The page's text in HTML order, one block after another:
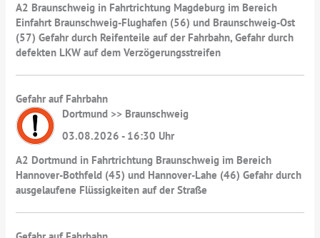
A2 Braunschweig in Fahrtrichtung Magdeburg im Bereich
Einfahrt Braunschweig-Flughafen (56) und Braunschweig-Ost
(57) Gefahr durch Reifenteile auf der Fahrbahn, Gefahr durch
defekten LKW auf dem Verzögerungsstreifen
Gefahr auf Fahrbahn
Dortmund >> Braunschweig
03.08.2026 - 16:30 Uhr
A2 Dortmund in Fahrtrichtung Braunschweig im Bereich
Hannover-Bothfeld (45) und Hannover-Lahe (46) Gefahr durch
ausgelaufene Flüssigkeiten auf der Straße